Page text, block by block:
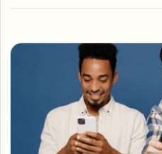
Articles